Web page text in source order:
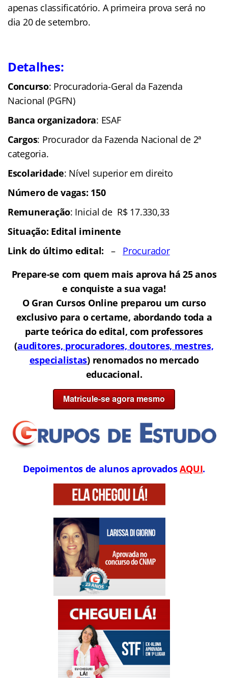
apenas classificatório. A primeira prova será no
dia 20 de setembro.
Detalhes:
Concurso: Procuradoria-Geral da Fazenda
Nacional (PGFN)
Banca organizadora: ESAF
Cargos: Procurador da Fazenda Nacional de 2ª
categoria.
Escolaridade: Nível superior em direito
Número de vagas: 150
Remuneração: Inicial de R$ 17.330,33
Situação: Edital iminente
Link do último edital: – Procurador
Prepare-se com quem mais aprova há 25 anos
e conquiste a sua vaga!
O Gran Cursos Online preparou um curso
exclusivo para o certame, abordando toda a
parte teórica do edital, com professores
(auditores, procuradores, doutores, mestres,
especialistas) renomados no mercado
educacional.
Depoimentos de alunos aprovadosAQUI.